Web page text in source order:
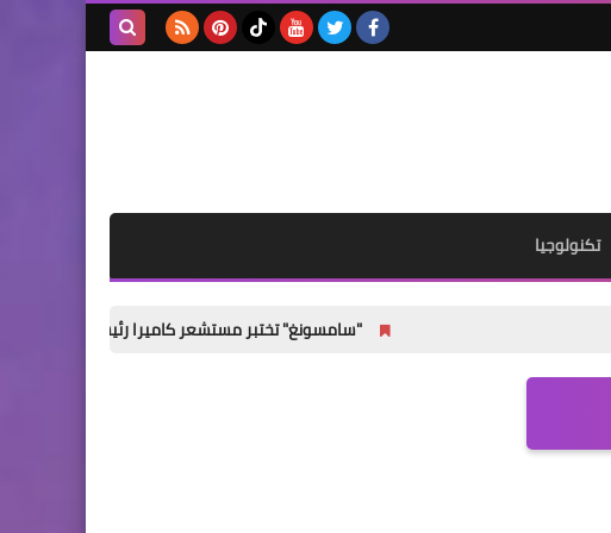
تكنولوجيا
"سامسونغ" تختبر مستشعر كاميرا رئيسيًا جديدًا لهواتف Galaxy S27 القياسية